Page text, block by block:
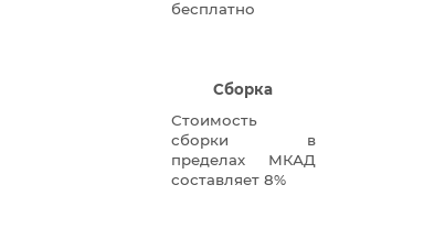
бесплатно
Сборка
Стоимость
сборки в
пределах МКАД
составляет 8%